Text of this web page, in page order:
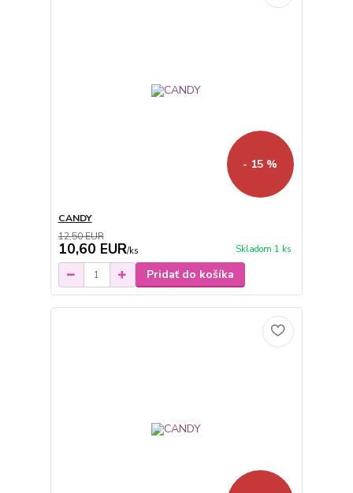
- 15 %
CANDY
12,50 EUR
10,60 EUR/ks Skladom 1 ks
Pridať do košíka